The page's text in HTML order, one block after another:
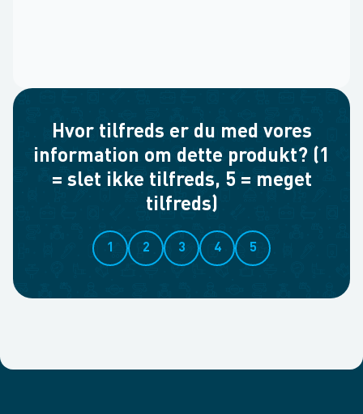
Hvor tilfreds er du med vores
information om dette produkt? (1
= slet ikke tilfreds, 5 = meget
tilfreds)
1 2 3 4 5